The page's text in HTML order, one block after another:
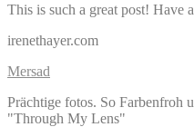
This is such a great post! Have
irenethayer.com
Mersad
Prächtige fotos. So Farbenfroh
"Through My Lens"